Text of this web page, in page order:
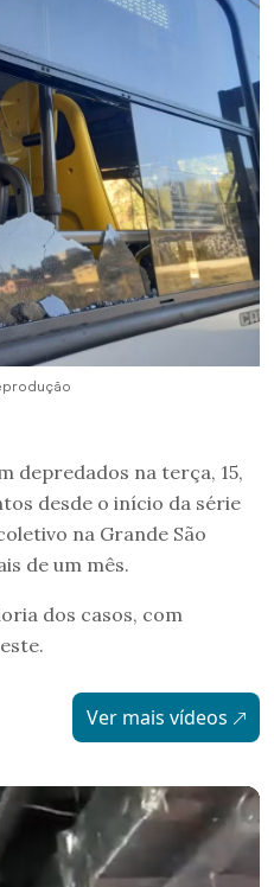
depredados na terça, 15,
desde o início da série
na Grande São
de um mês.
dos casos, com
Ver mais vídeos